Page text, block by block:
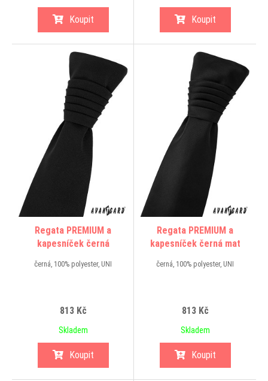
Koupit Koupit
Regata PREMIUM a
kapesníček černá
černá, 100% polyester, UNI
813 Kč
Skladem
Koupit
Regata PREMIUM a
kapesníček černá mat
černá, 100% polyester, UNI
813 Kč
Skladem
Koupit